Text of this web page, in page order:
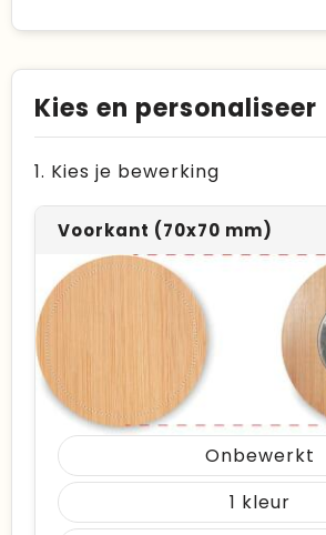
Kies en personaliseer
1. Kies je bewerking
Voorkant (70x70 mm)
Onbewerkt
1